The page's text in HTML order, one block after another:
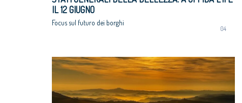
IL 12 GIUGNO
Focus sul futuro dei borghi
04